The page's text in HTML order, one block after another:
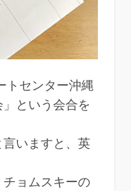
トセンター沖縄
という会合を
いますと、英
ョムスキーの